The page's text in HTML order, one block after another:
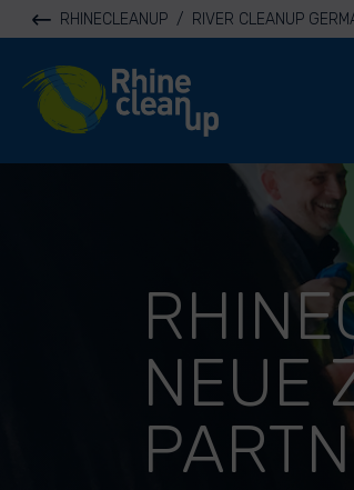
RHINECLEANUP / RIVER CLEANUP
River Cleanup
NEUE